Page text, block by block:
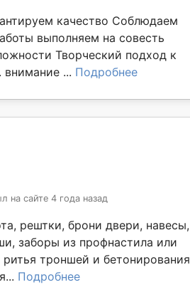
качество Соблюдаем
выполняем на совесть
Творческий подход к
внимание ... Подробнее
на сайте 4 года назад
рештки, брони двери, навесы,
заборы из профнастила или
троншей и бетонирования
Подробнее